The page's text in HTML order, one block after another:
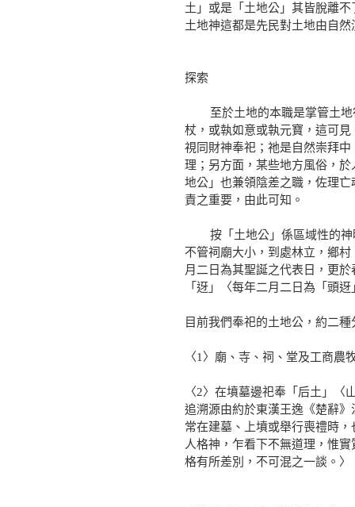
土」或是「土地公」其皆脫離
土地神這都是先民對土地由自
探索
至於土地的本職是掌管土地
杖，或執如意或執元寶，這可
視同財神奉祀；祂是自然崇拜
理；另方面，某些地方風俗，
地公」也兼領陰差之職，佐理
責之重要，由此可知。
按「土地公」係區域性的神
不管祠廟大小，到處林立，鄉
月二日為其聖誕之代表日，更
「迓」〈每年二月二日為「頭
目前我們奉祀的土地公，約二種
〈1〉廟、寺、祠、堂及工商
〈2〉在墳墓邊祀奉「后土」
追溯源由約於東漢王逸《楚辭
常在建墓、上墳或舉行喪禮時
人格神，乍看下不無道理，惟
格有所差別，不可混之一談。〉